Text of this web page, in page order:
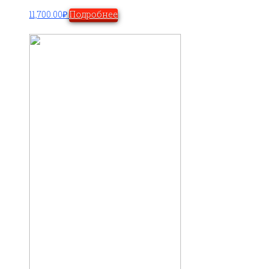
11,700.00₽Подробнее